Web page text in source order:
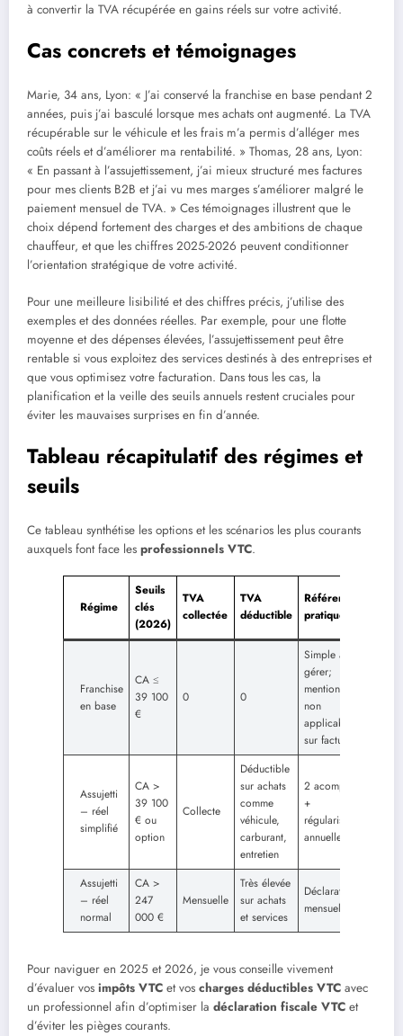
à convertir la TVA récupérée en gains réels sur votre activité.
Cas concrets et témoignages
Marie, 34 ans, Lyon: « J’ai conservé la franchise en base pendant 2
années, puis j’ai basculé lorsque mes achats ont augmenté. La TVA
récupérable sur le véhicule et les frais m’a permis d’alléger mes
coûts réels et d’améliorer ma rentabilité. » Thomas, 28 ans, Lyon:
« En passant à l’assujettissement, j’ai mieux structuré mes factures
pour mes clients B2B et j’ai vu mes marges s’améliorer malgré le
paiement mensuel de TVA. » Ces témoignages illustrent que le
choix dépend fortement des charges et des ambitions de chaque
chauffeur, et que les chiffres 2025-2026 peuvent conditionner
l’orientation stratégique de votre activité.
Pour une meilleure lisibilité et des chiffres précis, j’utilise des
exemples et des données réelles. Par exemple, pour une flotte
moyenne et des dépenses élevées, l’assujettissement peut être
rentable si vous exploitez des services destinés à des entreprises et
que vous optimisez votre facturation. Dans tous les cas, la
planification et la veille des seuils annuels restent cruciales pour
éviter les mauvaises surprises en fin d’année.
Tableau récapitulatif des régimes et
seuils
Ce tableau synthétise les options et les scénarios les plus courants
auxquels font face les professionnels VTC.
Régime
Seuils
clés
(2026)
TVA
collectée
TVA
déductible
Référence
pratique
Franchise
en base
CA ≤
39 100
€
0 0
Simple à
gérer;
mention TVA
non
applicable
sur factures
Assujetti
– réel
simplifié
CA >
39 100
€ ou
option
Collecte
Déductible
sur achats
comme
véhicule,
carburant,
entretien
2 acomptes
+
régularisation
annuelle
Assujetti
– réel
normal
CA >
247
000 €
Mensuelle
Très élevée
sur achats
et services
Déclaration
mensuelle
Pour naviguer en 2025 et 2026, je vous conseille vivement
d’évaluer vos impôts VTC et vos charges déductibles VTC avec
un professionnel afin d’optimiser la déclaration fiscale VTC et
d’éviter les pièges courants.